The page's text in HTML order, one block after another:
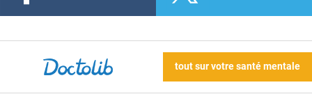
tout sur votre santé mentale